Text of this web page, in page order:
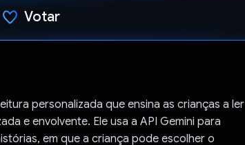
Votar
personalizada que ensina as crianças a ler
e envolvente. Ele usa a API Gemini para
em que a criança pode escolher o